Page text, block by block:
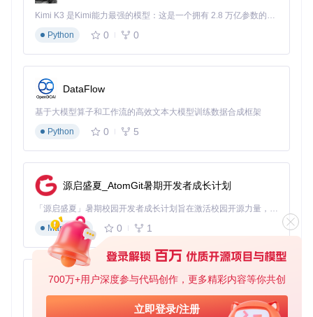
700万+用户深度参与代码创作，更多精彩内容等你共创
立即登录/注册
图：Nosqlclient智能编辑器展示自动补全功能，帮助开发者快
速编写正确的查询语句
【数据保障】：可视化备份与恢复机制
数据库迁移或升级时，通过Nosqlclient的备份工具：
选择需要备份的数据库和集合
配置备份频率和存储路径
一键生成JSON/CSV格式备份文件
可视化进度条监控备份过程
恢复向导引导数据还原
核心功能模块：
【性能监控】：实时掌握数据库健康状态
当你需要优化数据库性能时，Nosqlclient提供全方位监控：
Kimi K3 是Kimi能力最强的模型：这是一个拥有 2.8 万亿参数的混合专家（MoE）模型，具备原生视觉理解能力，并支持 100 万 token 的上下文窗口。
Python
0 0
DataFlow
基于大模型算子和工作流的高效文本大模型训练数据合成框架
Python
0 5
源启盛夏_AtomGit暑期开发者成长计划
「源启盛夏」暑期校园开发者成长计划旨在激活校园开源力量，通过积分激励、认证扶持、资源倾斜等形式，引导高校组织和开发者完成「入驻 — 建项目 — 做贡献 — 获认证 — 得资源」的完整闭环。无论你是想带领社团入驻平台的组织者，还是希望用代码贡献证明自己的开发者，都能在这里找到属于你的成长路径。
Markdown
0 1
py-xiaozhi
基于Python的Xiaozhi AI，适用于想要完整Xiaozhi体验而无需拥有专用硬件的用户。